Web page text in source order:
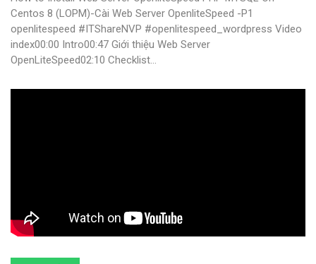
Centos 8 (LOPM)-Cài Web Server OpenliteSpeed -P1
openlitespeed #ITShareNVP #openlitespeed_wordpress Video
index00:00 Intro00:47 Giới thiệu Web Server
OpenLiteSpeed02:10 Checklist…